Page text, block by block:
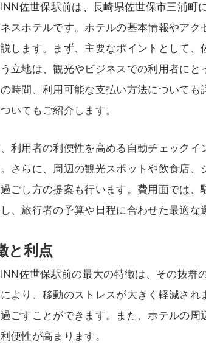
佐世保駅前は、長崎県佐世保市三浦町
スホテルです。ホテルの基本情報やア
説します。まず、主要なポイントとして
立地は、観光やビジネスでの利用者に
時間、利用可能な支払い方法について
いてもご紹介します。
利用者の利便性を高める自動チェック
さらに、周辺の観光スポットや飲食店
ごし方の提案も行います。費用面では
、旅行者の予算や日程に合わせた最適な
と利点
佐世保駅前の最大の特徴は、その抜群
より、移動のストレスが大きく軽減さ
ごすことができます。また、ホテルの
便性が高まります。